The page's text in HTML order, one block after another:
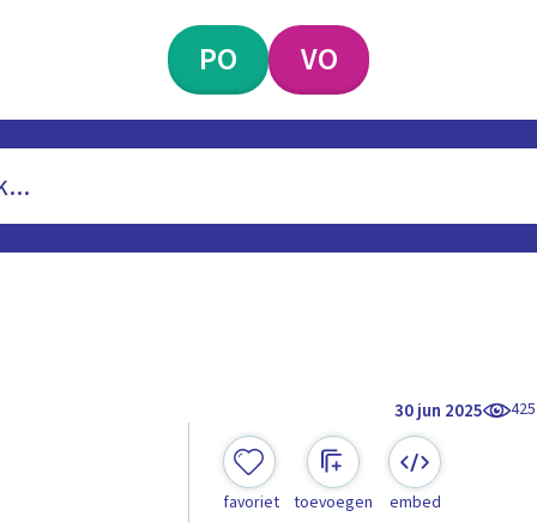
PO VO
30 jun 2025 425
favoriet toevoegen embed